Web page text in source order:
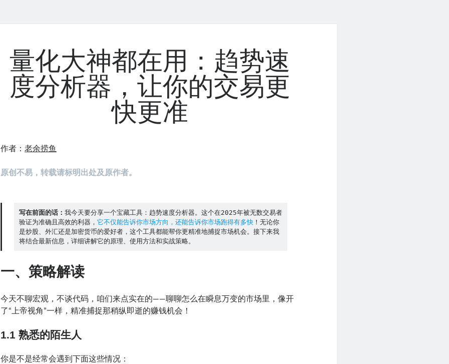
量化大神都在用：趋势速
度分析器，让你的交易更
快更准
作者：老余捞鱼
原创不易，转载请标明出处及原作者。
写在前面的话： 我今天要分享一个宝藏工具：趋势速度分析器。这个在2025年被无数交易者
验证为准确且高效的利器， 它不仅能告诉你市场方向，还能告诉你市场跑得有多快！无论你
是炒股、外汇还是加密货币的爱好者，这个工具都能帮你更精准地捕捉市场机会。接下来我
将结合最新信息，详细讲解它的原理、使用方法和实战策略。
一、策略解读
今天不聊宏观，不谈代码，咱们来点实在的——聊聊怎么在瞬息万变的市场里，像开
了“上帝视角”一样，精准捕捉那稍纵即逝的赚钱机会！
1.1 熟悉的陌生人
你是不是经常会遇到下面这些情况：